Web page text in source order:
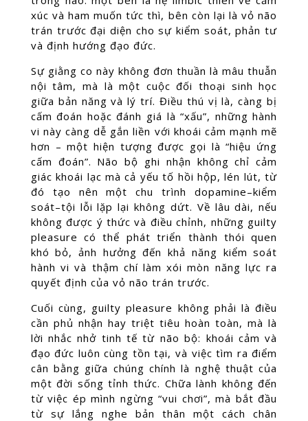
xúc và ham muốn tức thì, bên còn lại là vỏ não
trán trước đại diện cho sự kiểm soát, phản tư
và định hướng đạo đức.
Sự giằng co này không đơn thuần là mâu thuẫn
nội tâm, mà là một cuộc đối thoại sinh học
giữa bản năng và lý trí. Điều thú vị là, càng bị
cấm đoán hoặc đánh giá là “xấu”, những hành
vi này càng dễ gắn liền với khoái cảm mạnh mẽ
hơn – một hiện tượng được gọi là “hiệu ứng
cấm đoán”. Não bộ ghi nhận không chỉ cảm
giác khoái lạc mà cả yếu tố hồi hộp, lén lút, từ
đó tạo nên một chu trình dopamine–kiểm
soát–tội lỗi lặp lại không dứt. Về lâu dài, nếu
không được ý thức và điều chỉnh, những guilty
pleasure có thể phát triển thành thói quen
khó bỏ, ảnh hưởng đến khả năng kiểm soát
hành vi và thậm chí làm xói mòn năng lực ra
quyết định của vỏ não trán trước.
Cuối cùng, guilty pleasure không phải là điều
cần phủ nhận hay triệt tiêu hoàn toàn, mà là
lời nhắc nhở tinh tế từ não bộ: khoái cảm và
đạo đức luôn cùng tồn tại, và việc tìm ra điểm
cân bằng giữa chúng chính là nghệ thuật của
một đời sống tỉnh thức. Chữa lành không đến
từ việc ép mình ngừng “vui chơi”, mà bắt đầu
từ sự lắng nghe bản thân một cách chân